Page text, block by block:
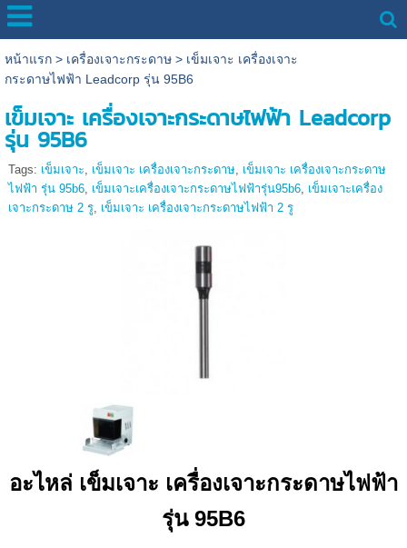
หน้าแรก> เครื่องเจาะกระดาษ> เข็มเจาะ เครื่องเจาะ
กระดาษไฟฟ้า Leadcorp รุ่น 95B6
เข็มเจาะ เครื่องเจาะกระดาษไฟฟ้า Leadcorp
รุ่น 95B6
Tags: เข็มเจาะ, เข็มเจาะ เครื่องเจาะกระดาษ, เข็มเจาะ เครื่องเจาะกระดาษ
ไฟฟ้า รุ่น 95b6, เข็มเจาะเครื่องเจาะกระดาษไฟฟ้ารุ่น95b6, เข็มเจาะเครื่อง
เจาะกระดาษ 2 รู, เข็มเจาะ เครื่องเจาะกระดาษไฟฟ้า 2 รู
อะไหล่ เข็มเจาะ เครื่องเจาะกระดาษไฟฟ้า
รุ่น 95B6